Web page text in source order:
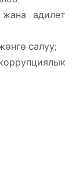
адилет
салуу;